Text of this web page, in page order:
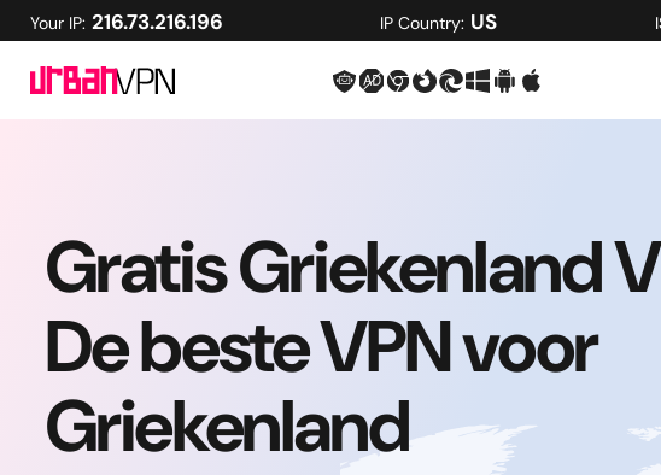
Your IP: 216.73.216.196 IP Country: US
Gratis Griekenland
De beste VPN voor
Griekenland